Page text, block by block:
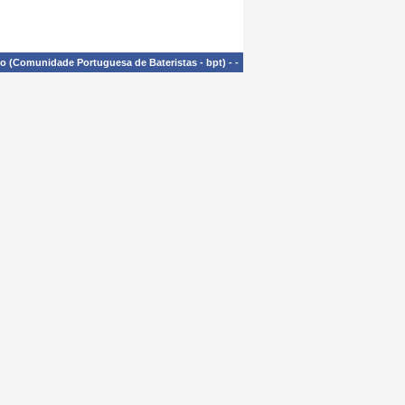
(Comunidade Portuguesa de Bateristas - bpt) - -